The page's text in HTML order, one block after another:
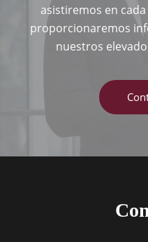
asistiremos en
proporcionaremos
nuestros